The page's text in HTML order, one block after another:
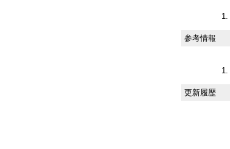
参考情報
更新履歴